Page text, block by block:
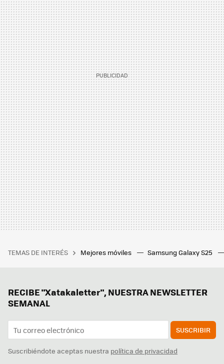
TEMAS DE INTERÉS Mejores móviles Samsung Galaxy S25
RECIBE "Xatakaletter", NUESTRA NEWSLETTER
SEMANAL
SUSCRIBIR
Suscribiéndote aceptas nuestra política de privacidad